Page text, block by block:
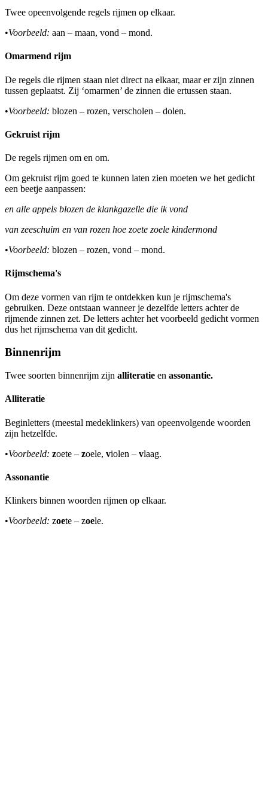
Twee opeenvolgende regels rijmen op elkaar.
•Voorbeeld: aan – maan, vond – mond.
Omarmend rijm
De regels die rijmen staan niet direct na elkaar, maar er zijn zinnen
tussen geplaatst. Zij ‘omarmen’ de zinnen die ertussen staan.
•Voorbeeld: blozen – rozen, verscholen – dolen.
Gekruist rijm
De regels rijmen om en om.
Om gekruist rijm goed te kunnen laten zien moeten we het gedicht
een beetje aanpassen:
en alle appels blozen de klankgazelle die ik vond
van zeeschuim en van rozen hoe zoete zoele kindermond
•Voorbeeld: blozen – rozen, vond – mond.
Rijmschema's
Om deze vormen van rijm te ontdekken kun je rijmschema's
gebruiken. Deze ontstaan wanneer je dezelfde letters achter de
rijmende zinnen zet. De letters achter het voorbeeld gedicht vormen
dus het rijmschema van dit gedicht.
Binnenrijm
Twee soorten binnenrijm zijn alliteratie en assonantie.
Alliteratie
Beginletters (meestal medeklinkers) van opeenvolgende woorden
zijn hetzelfde.
•Voorbeeld: zoete – zoele, violen – vlaag.
Assonantie
Klinkers binnen woorden rijmen op elkaar.
•Voorbeeld: zoete – zoele.